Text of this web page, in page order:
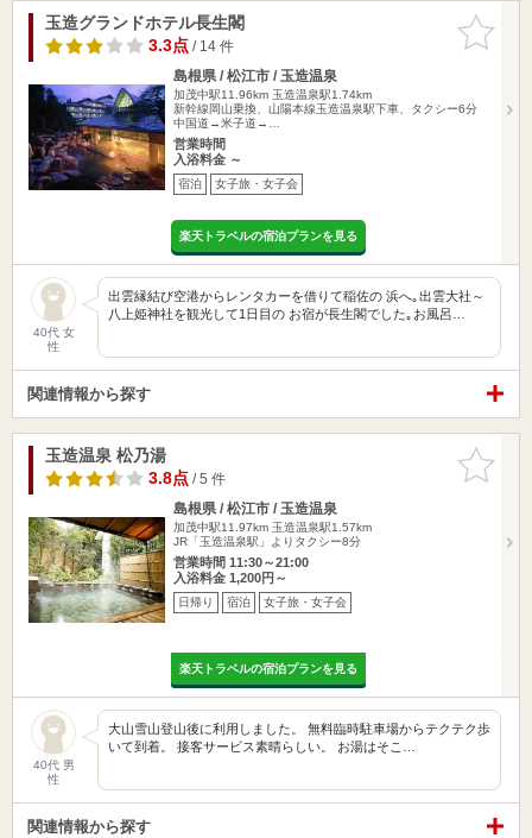
お気に入
りに追加
玉造グランドホテル長生閣
3.3点/ 14 件
島根県 / 松江市 / 玉造温泉
加茂中駅11.96km 玉造温泉駅1.74km
新幹線岡山乗換、山陽本線玉造温泉駅下車、タクシー6分
中国道→米子道→…
営業時間
入浴料金 ～
宿泊 女子旅・女子会
楽天トラベルの宿泊プランを見る
40代 女
性
出雲縁結び空港からレンタカーを借りて稲佐の 浜へ｡出雲大社～
八上姫神社を観光して1日目の お宿が長生閣でした｡お風呂…
関連情報から探す
お気に入
りに追加
玉造温泉 松乃湯
3.8点/ 5 件
島根県 / 松江市 / 玉造温泉
加茂中駅11.97km 玉造温泉駅1.57km
JR「玉造温泉駅」よりタクシー8分
営業時間 11:30～21:00
入浴料金 1,200円～
日帰り 宿泊 女子旅・女子会
楽天トラベルの宿泊プランを見る
40代 男
性
大山雪山登山後に利用しました。 無料臨時駐車場からテクテク歩
いて到着。 接客サービス素晴らしい。 お湯はそこ…
関連情報から探す